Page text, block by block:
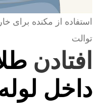
استفاده از مکنده برای
توالت
افتادن
داخل